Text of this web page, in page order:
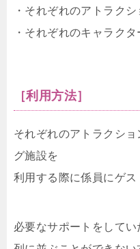
・それぞれのアトラクシ
・それぞれのキャラク
［利用方法］
それぞれのアトラクシ
グ施設を
利用する際に係員にゲ
必要なサポートをしてい